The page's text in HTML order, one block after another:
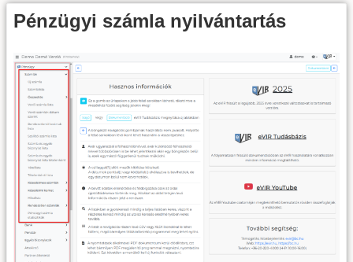
Pénzügyi számla nyilvántartás